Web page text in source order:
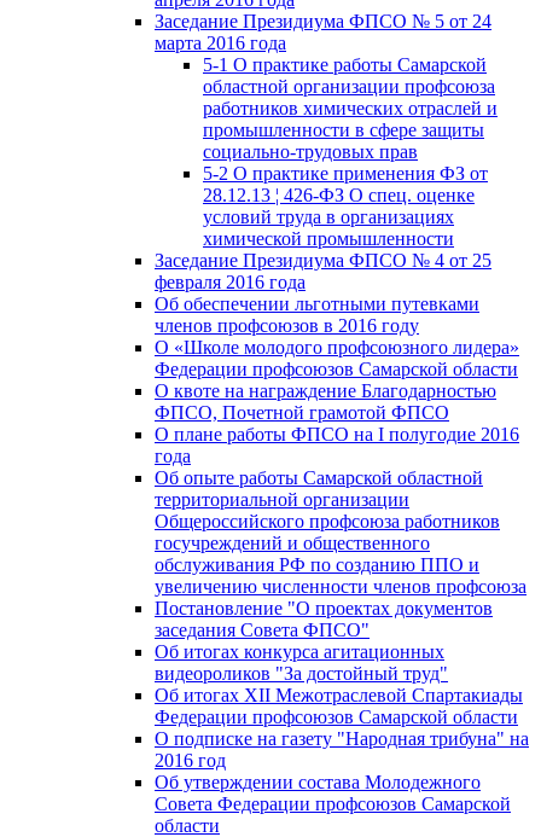
Заседание Президиума ФПСО № 5 от 24
марта 2016 года
5-1 О практике работы Самарской
областной организации профсоюза
работников химических отраслей и
промышленности в сфере защиты
социально-трудовых прав
5-2 О практике применения ФЗ от
28.12.13 ¦ 426-ФЗ О спец. оценке
условий труда в организациях
химической промышленности
Заседание Президиума ФПСО № 4 от 25
февраля 2016 года
Об обеспечении льготными путевками
членов профсоюзов в 2016 году
О «Школе молодого профсоюзного лидера»
Федерации профсоюзов Самарской области
О квоте на награждение Благодарностью
ФПСО, Почетной грамотой ФПСО
О плане работы ФПСО на I полугодие 2016
года
Об опыте работы Самарской областной
территориальной организации
Общероссийского профсоюза работников
госучреждений и общественного
обслуживания РФ по созданию ППО и
увеличению численности членов профсоюза
Постановление "О проектах документов
заседания Совета ФПСО"
Об итогах конкурса агитационных
видеороликов "За достойный труд"
Об итогах XII Межотраслевой Спартакиады
Федерации профсоюзов Самарской области
О подписке на газету "Народная трибуна" на
2016 год
Об утверждении состава Молодежного
Совета Федерации профсоюзов Самарской
области